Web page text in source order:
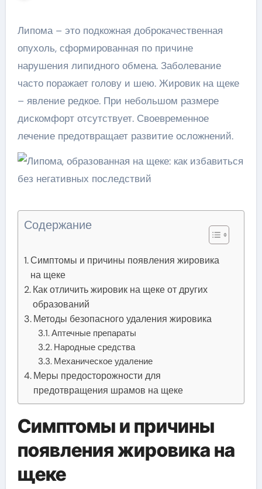
Липома – это подкожная доброкачественная
опухоль, сформированная по причине
нарушения липидного обмена. Заболевание
часто поражает голову и шею. Жировик на щеке
– явление редкое. При небольшом размере
дискомфорт отсутствует. Своевременное
лечение предотвращает развитие осложнений.
Содержание
Симптомы и причины появления жировика
на щеке
Как отличить жировик на щеке от других
образований
Методы безопасного удаления жировика
Аптечные препараты
Народные средства
Механическое удаление
Меры предосторожности для
предотвращения шрамов на щеке
Симптомы и причины
появления жировика на
щеке